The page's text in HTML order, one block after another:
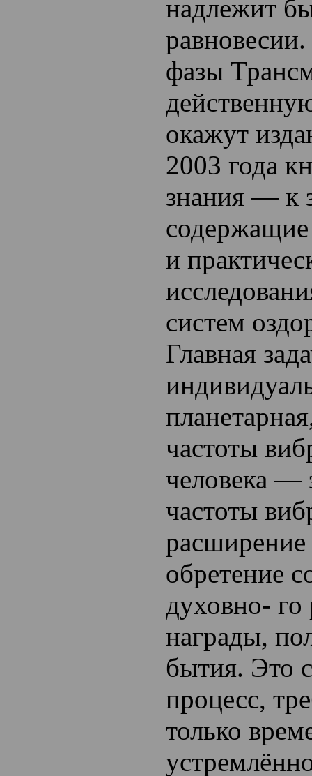
надлежит
фазы
окажут
2003 года
знания — к
содержащие
и
систем
Главная
частоты
человека —
частоты
расширение
обретение
духовно- го
награды,
бытия. Это
процесс,
только